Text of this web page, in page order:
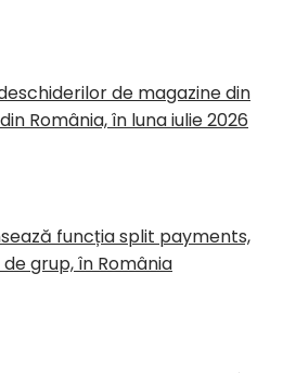
de magazine din
România, în luna iulie 2026
funcția split payments,
grup, în România